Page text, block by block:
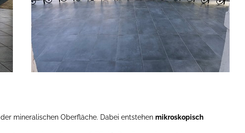
der mineralischen Oberfläche. Dabei entstehen mikroskopisch